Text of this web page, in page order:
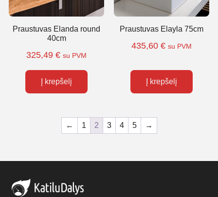
Praustuvas Elanda round
40cm
325,49 € su PVM
Į krepšelį
Praustuvas Elayla 75cm
435,60 € su PVM
Į krepšelį
← 1 2 3 4 5 →